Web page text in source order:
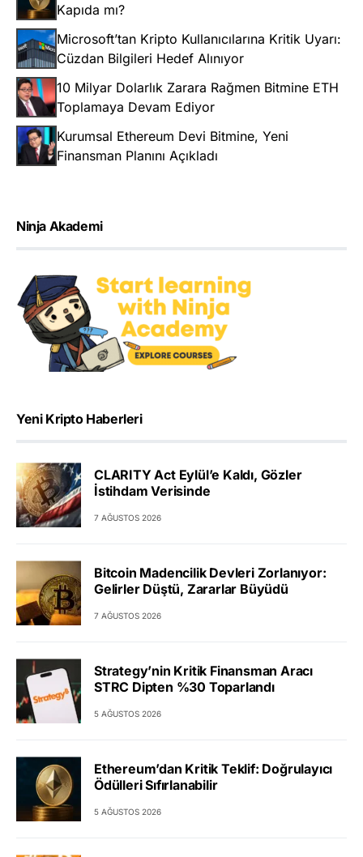
Kapıda mı?
Microsoft’tan Kripto Kullanıcılarına Kritik Uyarı:
Cüzdan Bilgileri Hedef Alınıyor
10 Milyar Dolarlık Zarara Rağmen Bitmine ETH
Toplamaya Devam Ediyor
Kurumsal Ethereum Devi Bitmine, Yeni
Finansman Planını Açıkladı
Ninja Akademi
Yeni Kripto Haberleri
CLARITY Act Eylül’e Kaldı, Gözler
İstihdam Verisinde
7 AĞUSTOS 2026
Bitcoin Madencilik Devleri Zorlanıyor:
Gelirler Düştü, Zararlar Büyüdü
7 AĞUSTOS 2026
Strategy’nin Kritik Finansman Aracı
STRC Dipten %30 Toparlandı
5 AĞUSTOS 2026
Ethereum’dan Kritik Teklif: Doğrulayıcı
Ödülleri Sıfırlanabilir
5 AĞUSTOS 2026